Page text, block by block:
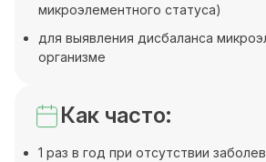
микроэлементного статуса)
для выявления дисбаланса
организме
Как часто:
1 раз в год при отсутствии